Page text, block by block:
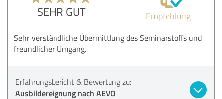
SEHR GUT Empfehlung
Sehr verständliche Übermittlung des Seminarstoffs und
freundlicher Umgang.
Erfahrungsbericht & Bewertung zu:
Ausbildereignung nach AEVO